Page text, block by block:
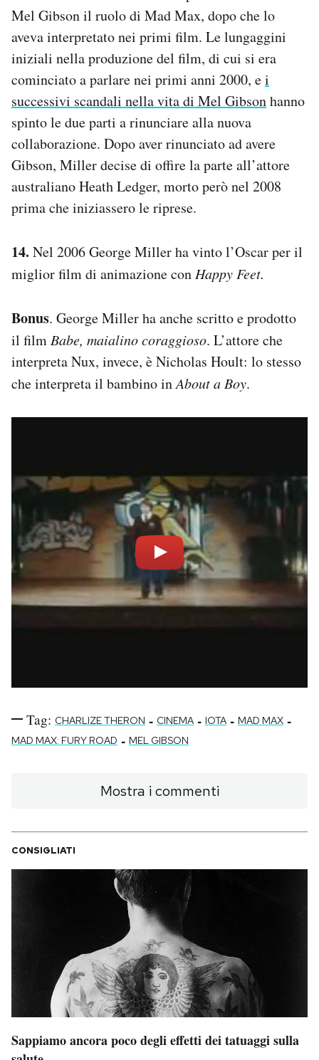
Mel Gibson il ruolo di Mad Max, dopo che lo
aveva interpretato nei primi film. Le lungaggini
iniziali nella produzione del film, di cui si era
cominciato a parlare nei primi anni 2000, ei
successivi scandali nella vita di Mel Gibsonhanno
spinto le due parti a rinunciare alla nuova
collaborazione. Dopo aver rinunciato ad avere
Gibson, Miller decise di offire la parte all’attore
australiano Heath Ledger, morto però nel 2008
prima che iniziassero le riprese.
14. Nel 2006 George Miller ha vinto l’Oscar per il
miglior film di animazione con Happy Feet.
Bonus. George Miller ha anche scritto e prodotto
il film Babe, maialino coraggioso. L’attore che
interpreta Nux, invece, è Nicholas Hoult: lo stesso
che interpreta il bambino inAbout a Boy.
Tag: CHARLIZE THERON - CINEMA - IOTA - MAD MAX -
MAD MAX: FURY ROAD - MEL GIBSON
Mostra i commenti
CONSIGLIATI
Sappiamo ancora poco degli effetti dei tatuaggi sulla